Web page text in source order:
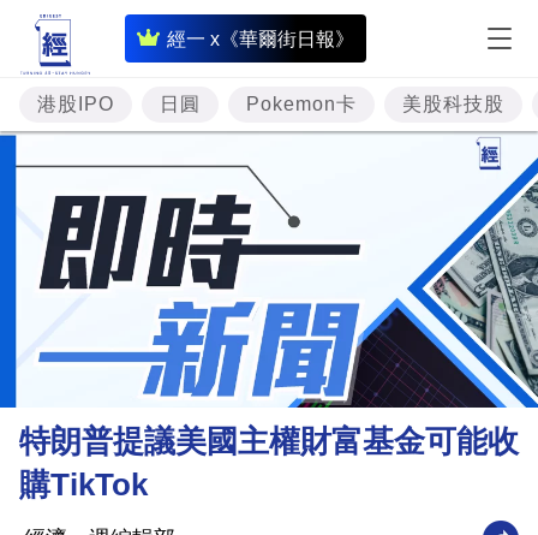
經一 x《華爾街日報》
即
時
財
經
專
題
投
資
樓
市
財
業
港股IPO 日圓 Pokemon卡 美股科技股
特朗普提議美國主權財富基金可能收
購TikTok